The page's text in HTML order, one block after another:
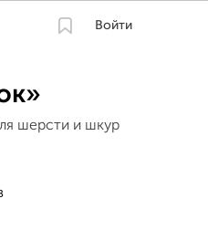
Войти
шерсти и шкур